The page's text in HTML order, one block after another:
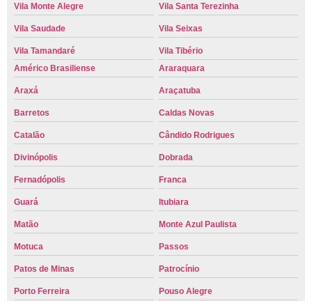
Vila Monte Alegre Vila Santa Terezinha
Vila Saudade Vila Seixas
Vila Tamandaré
Vila Tibério
Américo Brasiliense
Araraquara
Araxá Araçatuba
Barretos Caldas Novas
Catalão Cândido Rodrigues
Divinópolis Dobrada
Fernadópolis Franca
Guará Itubiara
Matão Monte Azul Paulista
Motuca Passos
Patos de Minas Patrocínio
Porto Ferreira Pouso Alegre